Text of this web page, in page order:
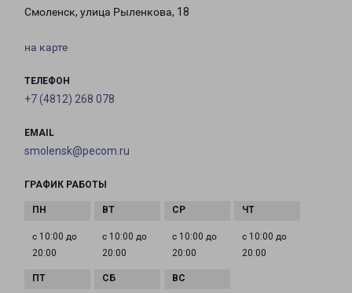
Смоленск, улица Рыленкова, 18
на карте
ТЕЛЕФОН
+7 (4812) 268 078
EMAIL
smolensk@pecom.ru
ГРАФИК РАБОТЫ
с 10:00 до
20:00
с 10:00 до
20:00
с 10:00 до
20:00
с 10:00 до
20:00